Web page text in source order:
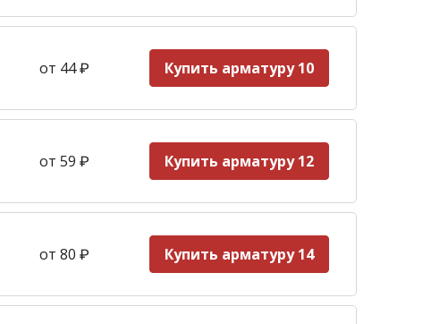
от 44₽ Купить арматуру 10
от 59 ₽ Купить арматуру 12
от 80 ₽ Купить арматуру 14